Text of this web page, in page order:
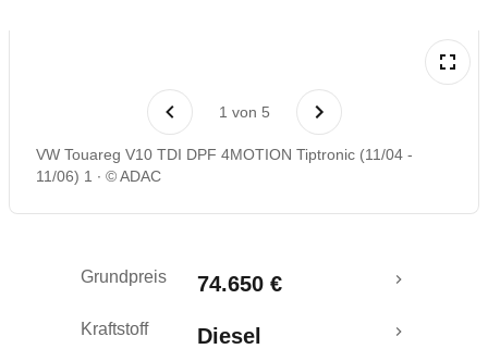
Rückrufe & Mängel
1 von 5
VW Touareg V10 TDI DPF 4MOTION Tiptronic (11/04 -
11/06) 1
© ADAC
Grundpreis 74.650 €
Kraftstoff Diesel